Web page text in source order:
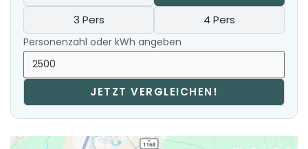
3 Pers
4 Pers
Personenzahl oder kWh angeben
JETZT VERGLEICHEN!